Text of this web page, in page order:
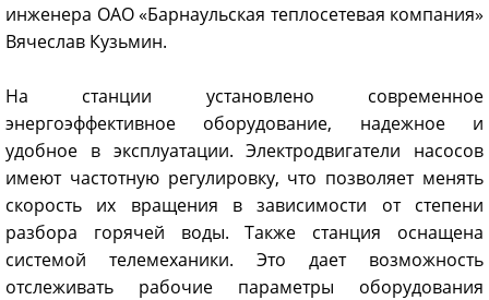
инженера ОАО «Барнаульская теплосетевая компания»
Вячеслав Кузьмин.
На станции установлено современное
энергоэффективное оборудование, надежное и
удобное в эксплуатации. Электродвигатели насосов
имеют частотную регулировку, что позволяет менять
скорость их вращения в зависимости от степени
разбора горячей воды. Также станция оснащена
системой телемеханики. Это дает возможность
отслеживать рабочие параметры оборудования